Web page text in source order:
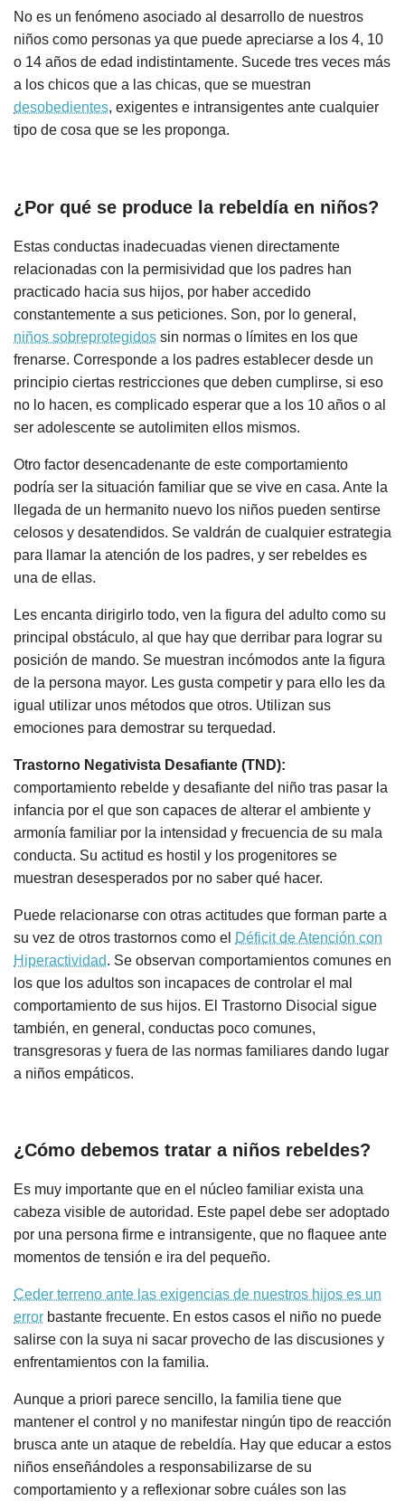
No es un fenómeno asociado al desarrollo de nuestros
niños como personas ya que puede apreciarse a los 4, 10
o 14 años de edad indistintamente. Sucede tres veces más
a los chicos que a las chicas, que se muestran
desobedientes, exigentes e intransigentes ante cualquier
tipo de cosa que se les proponga.
¿Por qué se produce la rebeldía en niños?
Estas conductas inadecuadas vienen directamente
relacionadas con la permisividad que los padres han
practicado hacia sus hijos, por haber accedido
constantemente a sus peticiones. Son, por lo general,
niños sobreprotegidos sin normas o límites en los que
frenarse. Corresponde a los padres establecer desde un
principio ciertas restricciones que deben cumplirse, si eso
no lo hacen, es complicado esperar que a los 10 años o al
ser adolescente se autolimiten ellos mismos.
Otro factor desencadenante de este comportamiento
podría ser la situación familiar que se vive en casa. Ante la
llegada de un hermanito nuevo los niños pueden sentirse
celosos y desatendidos. Se valdrán de cualquier estrategia
para llamar la atención de los padres, y ser rebeldes es
una de ellas.
Les encanta dirigirlo todo, ven la figura del adulto como su
principal obstáculo, al que hay que derribar para lograr su
posición de mando. Se muestran incómodos ante la figura
de la persona mayor. Les gusta competir y para ello les da
igual utilizar unos métodos que otros. Utilizan sus
emociones para demostrar su terquedad.
Trastorno Negativista Desafiante (TND):
comportamiento rebelde y desafiante del niño tras pasar la
infancia por el que son capaces de alterar el ambiente y
armonía familiar por la intensidad y frecuencia de su mala
conducta. Su actitud es hostil y los progenitores se
muestran desesperados por no saber qué hacer.
Puede relacionarse con otras actitudes que forman parte a
su vez de otros trastornos como el Déficit de Atención con
Hiperactividad. Se observan comportamientos comunes en
los que los adultos son incapaces de controlar el mal
comportamiento de sus hijos. El Trastorno Disocial sigue
también, en general, conductas poco comunes,
transgresoras y fuera de las normas familiares dando lugar
a niños empáticos.
¿Cómo debemos tratar a niños rebeldes?
Es muy importante que en el núcleo familiar exista una
cabeza visible de autoridad. Este papel debe ser adoptado
por una persona firme e intransigente, que no flaquee ante
momentos de tensión e ira del pequeño.
Ceder terreno ante las exigencias de nuestros hijos es un
error bastante frecuente. En estos casos el niño no puede
salirse con la suya ni sacar provecho de las discusiones y
enfrentamientos con la familia.
Aunque a priori parece sencillo, la familia tiene que
mantener el control y no manifestar ningún tipo de reacción
brusca ante un ataque de rebeldía. Hay que educar a estos
niños enseñándoles a responsabilizarse de su
comportamiento y a reflexionar sobre cuáles son las